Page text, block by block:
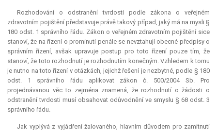
Rozhodování o odstranění tvrdosti podle zákona o veřejném
zdravotním pojištění představuje právě takový případ, jaký má na mysli §
180 odst. 1 správního řádu. Zákon o veřejném zdravotním pojištění sice
stanoví, že na řízení o prominutí penále se nevztahují obecné předpisy o
správním řízení, avšak upravuje postup pro toto řízení pouze tím, že
stanoví, že toto rozhodnutí je rozhodnutím konečným. Vzhledem k tomu
je nutno na toto řízení v otázkách, jejichž řešení je nezbytné, podle § 180
odst. 1 správního řádu aplikovat zákon č. 500/2004 Sb. Pro
projednávanou věc to zejména znamená, že rozhodnutí o žádosti o
odstranění tvrdosti musí obsahovat odůvodnění ve smyslu § 68 odst. 3
správního řádu.
Jak vyplývá z vyjádření žalovaného, hlavním důvodem pro zamítnutí